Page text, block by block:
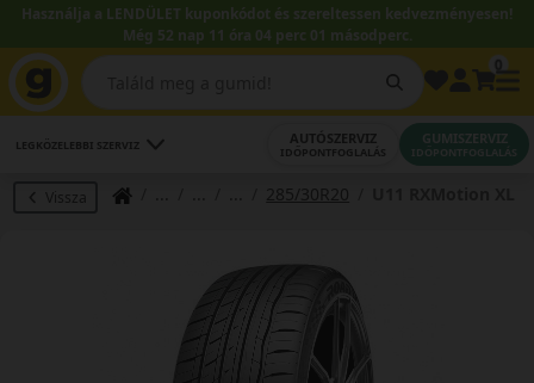
Használja a LENDÜLET kuponkódot és szereltessen kedvezményesen!
Még 52 nap 11 óra 04 perc 01 másodperc.
LEGKÖZELEBBI SZERVIZ AUTÓSZERVIZ
IDŐPONTFOGLALÁS
GUMISZERVIZ
IDŐPONTFOGLALÁS
Vissza 285/30R20